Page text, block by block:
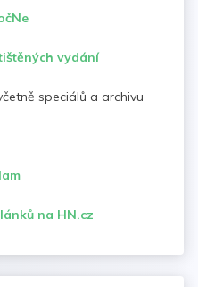
vydání
speciálů a archivu
na HN.cz